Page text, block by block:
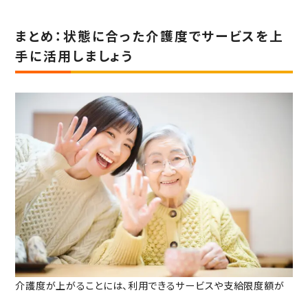
まとめ：状態に合った介護度でサービスを上
手に活用しましょう
介護度が上がることには、利用できるサービスや支給限度額が